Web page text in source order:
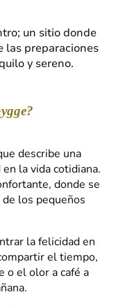
un sitio donde
las preparaciones
y sereno.
describe una
la vida cotidiana.
donde se
los pequeños
la felicidad en
el tiempo,
o el olor a café a